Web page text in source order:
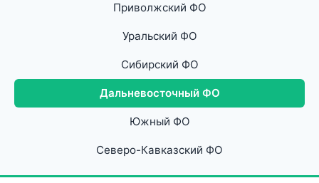
Приволжский ФО
Уральский ФО
Сибирский ФО
Дальневосточный ФО
Южный ФО
Северо-Кавказский ФО